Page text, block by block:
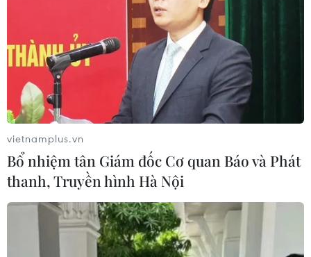
Dự án bao gồm một nhà máy sản xuất hydro xanh đặt
tại khu công nghiệp Coquimbo, nhằm thay thế tới 20%
lượng khí đốt tự nhiên cung cấp cho các thành phố
Coquimbo và La Serena bằng loại nhiên liệu này.
vietnamplus.vn
Bổ nhiệm tân Giám đốc Cơ quan Báo và Phát
thanh, Truyền hình Hà Nội